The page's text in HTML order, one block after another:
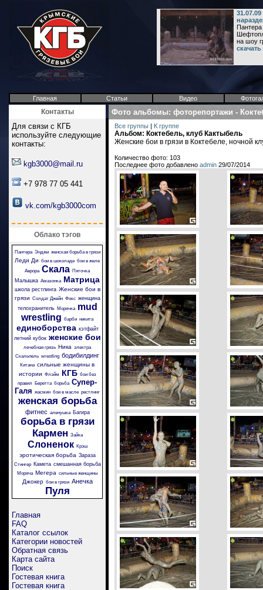
Пантера
на шоу
Главная Статьи Видео
Контакты
Для связи с КГБ
используйте следующие
контакты:
kgb3000@mail.ru
+7 978 77 05 441
vk.com/kgb3000com
Облако тэгов
Пантера Энджи женская борьба в грязи
Леди Ди бои в шоколаде бои в желе
Аврора Скала Пяточка
Малышка Амазонка Матрица
школа рестлинга Женские бои в
грязи Солдат Джейн Фокс женщина
телохранитель
Морячка
mud
wrestling барби никита
единоборства кэтфайт
летний кубок женские бои
лечебная грязь Ника электра
Скальпель wrestling бодибилдинг
Китана сильные женщины в
истории Флэйм КГБ бои без
правил Беретта борьба Супер-
Галя жасмин бои в масле рестлинг
женская борьба
фитнес аленушка Багира
борьба в грязи
Кармен Зайка
Слоненок Крэш
эротическая борьба Зараза
Стингер Камета смешанная борьба
Моряча Мегера сильные женщины
Джокер бои в грязи Анечка
Пуля
Главная
FAQ
Каталог ссылок
Категории новостей
Обратная связь
Карта сайта
Поиск
Гостевая книга
Гостевая книга
Фото альбомы: фоторепортажи -
Все группы | К группе
Альбом: Коктебель, клуб Кактыбель
Женские бои в грязи в Коктебеле, ночной
Количество фото: 103
Последнее фото добавлено admin 29/07/2014